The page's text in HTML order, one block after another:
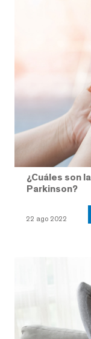
¿Cuáles son
Parkinson?
22 ago 2022